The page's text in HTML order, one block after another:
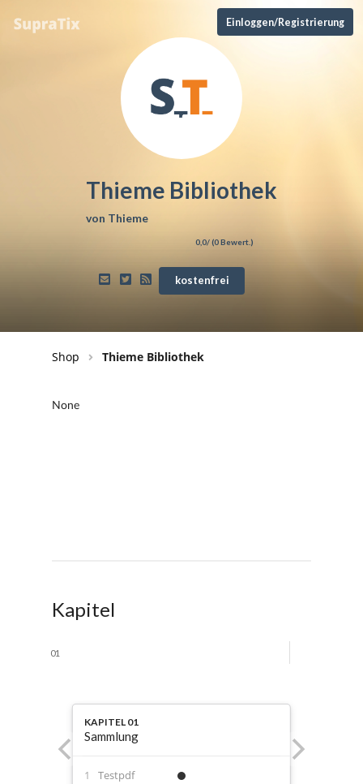
Einloggen/Registrierung
Thieme Bibliothek
von Thieme
0,0/ (0Bewert.)
kostenfrei
Shop Thieme Bibliothek
Kapitel
01
KAPITEL 01
Sammlung
Testpdf